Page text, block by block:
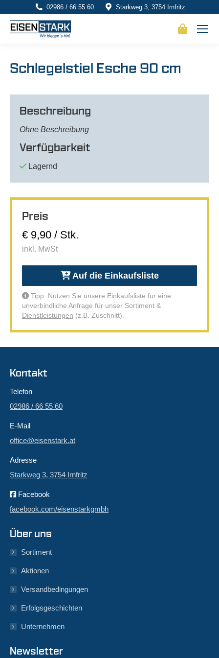
02986 / 66 55 60 Starkweg 3, 3754 Irnfritz
Schlegelstiel Esche 90 cm
Beschreibung
Ohne Beschreibung
Verfügbarkeit
Lagernd
Preis
€ 9,90 / Stk.
inkl. MwSt
Auf die Einkaufsliste
Tipp: Nutzen Sie unsere Einkaufsliste für eine
unverbindliche Anfrage für unser Sortiment &
Dienstleistungen (z.B. Zuschnitt).
Kontakt
Telefon
02986 / 66 55 60
E-Mail
office@eisenstark.at
Adresse
Starkweg 3, 3754 Irnfritz
Facebook
facebook.com/eisenstarkgmbh
Über uns
Sortiment
Aktionen
Versandbedingungen
Erfolgsgeschichten
Unternehmen
Newsletter